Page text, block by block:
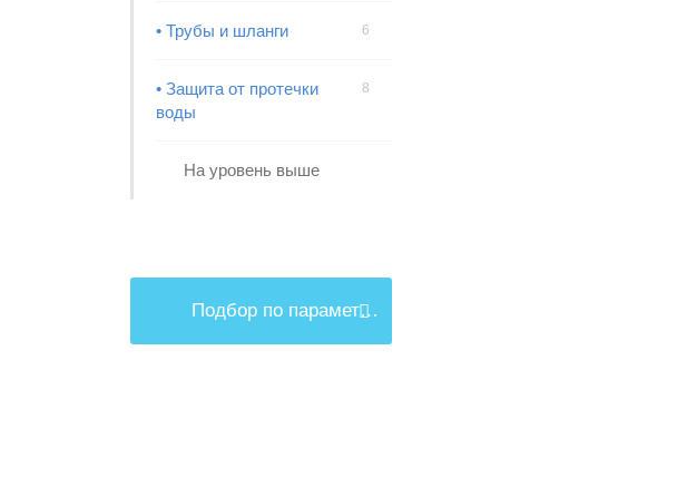
• Трубы и шланги 6
• Защита от протечки
воды
8
На уровень выше
Подбор по параметрам